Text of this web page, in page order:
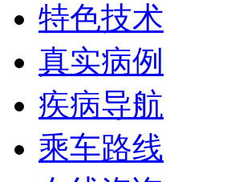
特色技术
真实病例
疾病导航
乘车路线